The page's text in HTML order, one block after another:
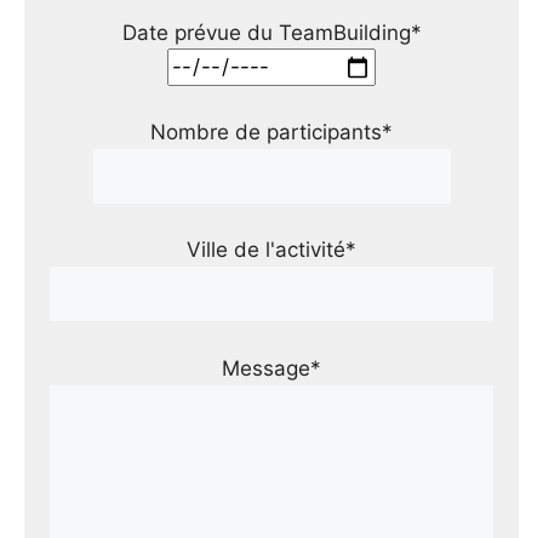
Date prévue du TeamBuilding*
Nombre de participants*
Ville de l'activité*
Message*